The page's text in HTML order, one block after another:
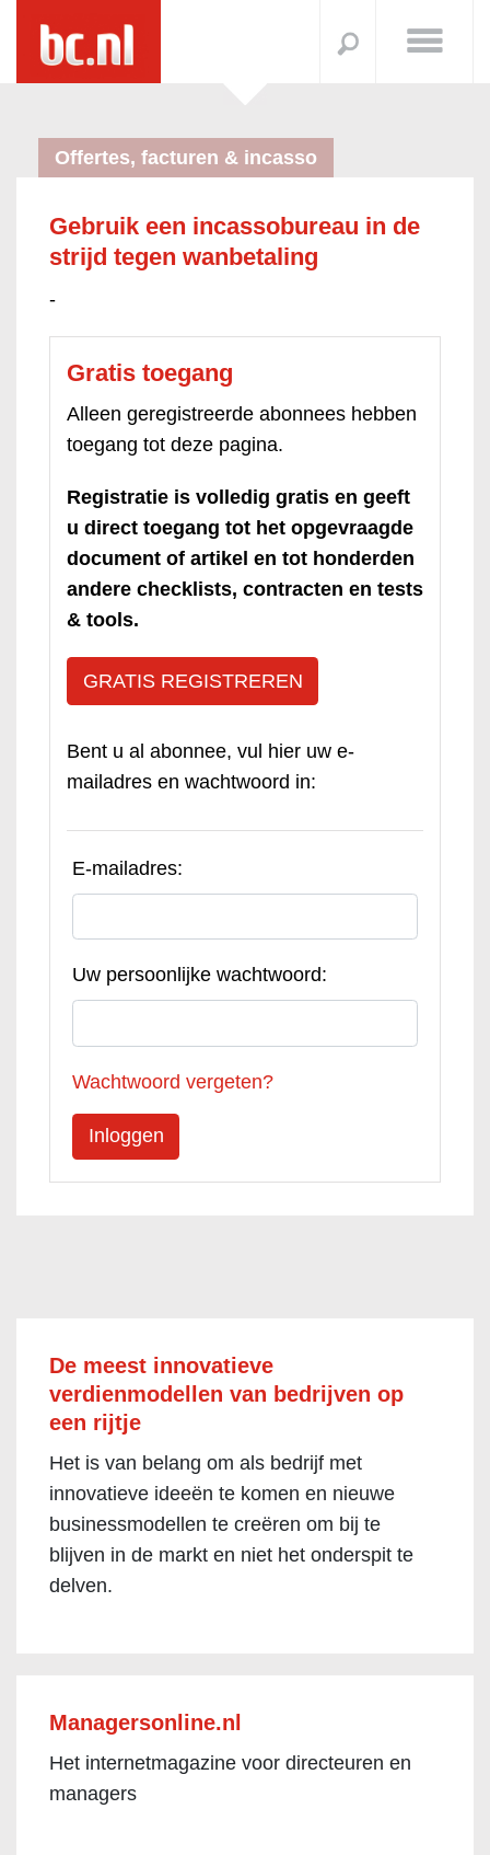
Offertes, facturen & incasso
Gebruik een incassobureau in de
strijd tegen wanbetaling
-
Gratis toegang
Alleen geregistreerde abonnees hebben
toegang tot deze pagina.
Registratie is volledig gratis en geeft
u direct toegang tot het opgevraagde
document of artikel en tot honderden
andere checklists, contracten en tests
& tools.
GRATIS REGISTREREN
Bent u al abonnee, vul hier uw e-
mailadres en wachtwoord in:
E-mailadres:
Uw persoonlijke wachtwoord:
Wachtwoord vergeten?
De meest innovatieve
verdienmodellen van bedrijven op
een rijtje
Het is van belang om als bedrijf met
innovatieve ideeën te komen en nieuwe
businessmodellen te creëren om bij te
blijven in de markt en niet het onderspit te
delven.
Managersonline.nl
Het internetmagazine voor directeuren en
managers